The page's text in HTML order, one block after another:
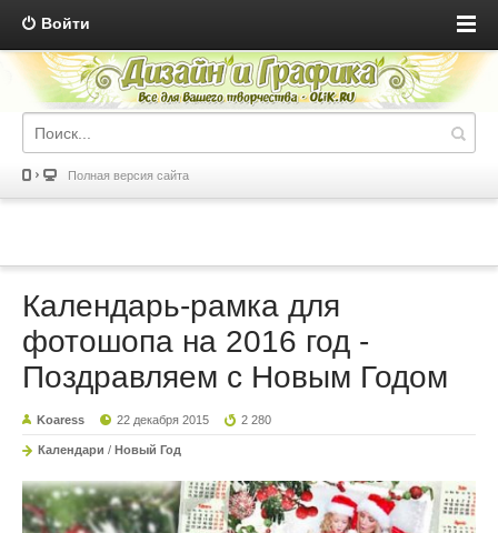
Войти
Полная версия сайта
Календарь-рамка для
фотошопа на 2016 год -
Поздравляем с Новым Годом
Koaress 22 декабря 2015 2 280
Календари / Новый Год